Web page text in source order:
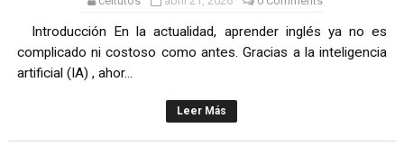
Introducción En la actualidad, aprender inglés ya no es
complicado ni costoso como antes. Gracias a la inteligencia
artificial (IA) , ahor...
Leer Más